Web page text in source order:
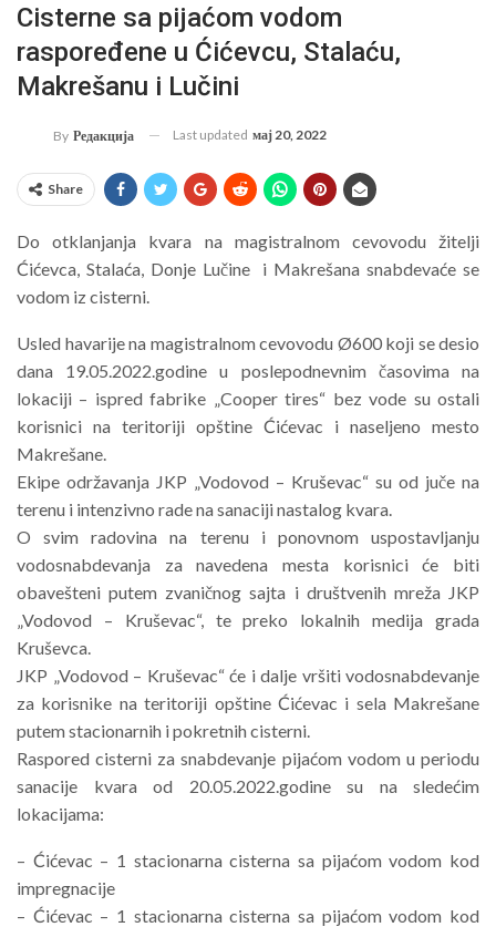
Cisterne sa pijaćom vodom
raspoređene u Ćićevcu, Stalaću,
Makrešanu i Lučini
By Редакција Last updated мај 20, 2022
Share
Do otklanjanja kvara na magistralnom cevovodu žitelji
Ćićevca, Stalaća, Donje Lučine i Makrešana snabdevaće se
vodom iz cisterni.
Usled havarije na magistralnom cevovodu Ø600 koji se desio
dana 19.05.2022.godine u poslepodnevnim časovima na
lokaciji – ispred fabrike „Cooper tires“ bez vode su ostali
korisnici na teritoriji opštine Ćićevac i naseljeno mesto
Makrešane.
Ekipe održavanja JKP „Vodovod – Kruševac“ su od juče na
terenu i intenzivno rade na sanaciji nastalog kvara.
O svim radovina na terenu i ponovnom uspostavljanju
vodosnabdevanja za navedena mesta korisnici će biti
obavešteni putem zvaničnog sajta i društvenih mreža JKP
„Vodovod – Kruševac“, te preko lokalnih medija grada
Kruševca.
JKP „Vodovod – Kruševac“ će i dalje vršiti vodosnabdevanje
za korisnike na teritoriji opštine Ćićevac i sela Makrešane
putem stacionarnih i pokretnih cisterni.
Raspored cisterni za snabdevanje pijaćom vodom u periodu
sanacije kvara od 20.05.2022.godine su na sledećim
lokacijama:
– Ćićevac – 1 stacionarna cisterna sa pijaćom vodom kod
impregnacije
– Ćićevac – 1 stacionarna cisterna sa pijaćom vodom kod